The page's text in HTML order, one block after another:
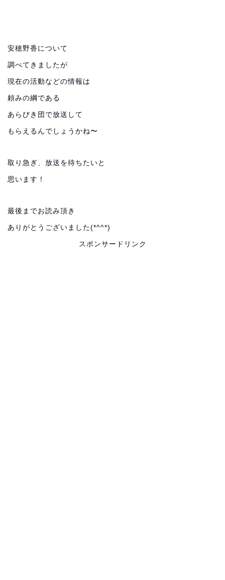
安穂野香について
調べてきましたが
現在の活動などの情報は
頼みの綱である
あらびき団で放送して
もらえるんでしょうかね〜
取り急ぎ、放送を待ちたいと
思います！
最後までお読み頂き
ありがとうございました(*^^*)
スポンサードリンク